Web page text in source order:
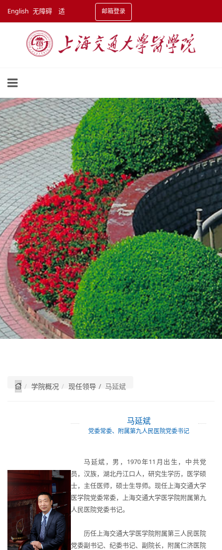
English 无障碍 适 邮箱登录
学院概况 现任领导 / 马延斌
马延斌
党委常委、附属第九人民医院党委书记
马延斌，男，1970年11月出生，中共党
员，汉族，湖北丹江口人，研究生学历，医学硕
士，主任医师，硕士生导师。现任上海交通大学
医学院党委常委，上海交通大学医学院附属第九
人民医院党委书记。
历任上海交通大学医学院附属第三人民医院
党委副书记、纪委书记、副院长，附属仁济医院